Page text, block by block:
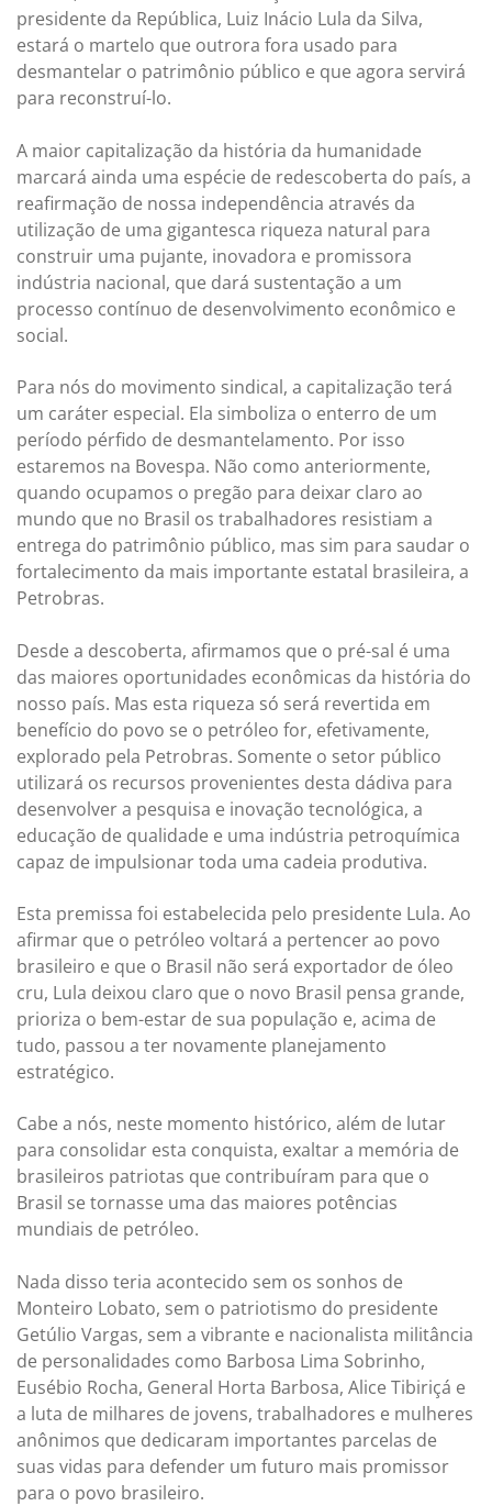
presidente da República, Luiz Inácio Lula da Silva,
estará o martelo que outrora fora usado para
desmantelar o patrimônio público e que agora servirá
para reconstruí-lo.
A maior capitalização da história da humanidade
marcará ainda uma espécie de redescoberta do país, a
reafirmação de nossa independência através da
utilização de uma gigantesca riqueza natural para
construir uma pujante, inovadora e promissora
indústria nacional, que dará sustentação a um
processo contínuo de desenvolvimento econômico e
social.
Para nós do movimento sindical, a capitalização terá
um caráter especial. Ela simboliza o enterro de um
período pérfido de desmantelamento. Por isso
estaremos na Bovespa. Não como anteriormente,
quando ocupamos o pregão para deixar claro ao
mundo que no Brasil os trabalhadores resistiam a
entrega do patrimônio público, mas sim para saudar o
fortalecimento da mais importante estatal brasileira, a
Petrobras.
Desde a descoberta, afirmamos que o pré-sal é uma
das maiores oportunidades econômicas da história do
nosso país. Mas esta riqueza só será revertida em
benefício do povo se o petróleo for, efetivamente,
explorado pela Petrobras. Somente o setor público
utilizará os recursos provenientes desta dádiva para
desenvolver a pesquisa e inovação tecnológica, a
educação de qualidade e uma indústria petroquímica
capaz de impulsionar toda uma cadeia produtiva.
Esta premissa foi estabelecida pelo presidente Lula. Ao
afirmar que o petróleo voltará a pertencer ao povo
brasileiro e que o Brasil não será exportador de óleo
cru, Lula deixou claro que o novo Brasil pensa grande,
prioriza o bem-estar de sua população e, acima de
tudo, passou a ter novamente planejamento
estratégico.
Cabe a nós, neste momento histórico, além de lutar
para consolidar esta conquista, exaltar a memória de
brasileiros patriotas que contribuíram para que o
Brasil se tornasse uma das maiores potências
mundiais de petróleo.
Nada disso teria acontecido sem os sonhos de
Monteiro Lobato, sem o patriotismo do presidente
Getúlio Vargas, sem a vibrante e nacionalista militância
de personalidades como Barbosa Lima Sobrinho,
Eusébio Rocha, General Horta Barbosa, Alice Tibiriçá e
a luta de milhares de jovens, trabalhadores e mulheres
anônimos que dedicaram importantes parcelas de
suas vidas para defender um futuro mais promissor
para o povo brasileiro.